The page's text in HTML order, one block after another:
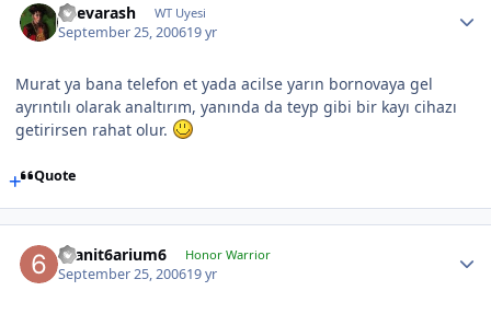
Shevarash WT Uyesi
September 25, 200619 yr
Murat ya bana telefon et yada acilse yarın bornovaya gel
ayrıntılı olarak analtırım, yanında da teyp gibi bir kayı cihazı
getirirsen rahat olur.
Quote
6sanit6arium6 Honor Warrior
September 25, 200619 yr